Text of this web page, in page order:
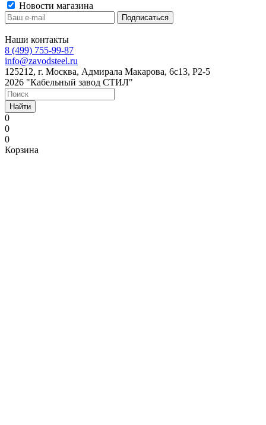
Новости магазина
Наши контакты
8 (499) 755-99-87
info@zavodsteel.ru
125212, г. Москва, Адмирала Макарова, 6с13, Р2-5
2026 "Кабельный завод СТИЛ"
Найти
0
0
0
Корзина